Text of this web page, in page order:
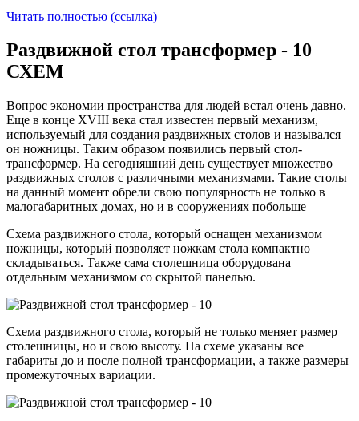
Читать полностью (ссылка)
Раздвижной стол трансформер - 10
СХЕМ
Вопрос экономии пространства для людей встал очень давно.
Еще в конце ХVIII века стал известен первый механизм,
используемый для создания раздвижных столов и назывался
он ножницы. Таким образом появились первый стол-
трансформер. На сегодняшний день существует множество
раздвижных столов с различными механизмами. Такие столы
на данный момент обрели свою популярность не только в
малогабаритных домах, но и в сооружениях побольше
Схема раздвижного стола, который оснащен механизмом
ножницы, который позволяет ножкам стола компактно
складываться. Также сама столешница оборудована
отдельным механизмом со скрытой панелью.
Схема раздвижного стола, который не только меняет размер
столешницы, но и свою высоту. На схеме указаны все
габариты до и после полной трансформации, а также размеры
промежуточных вариации.